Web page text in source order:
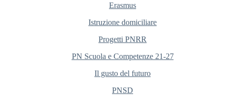
Erasmus
Istruzione domiciliare
Progetti PNRR
PN Scuola e Competenze 21-27
Il gusto del futuro
PNSD